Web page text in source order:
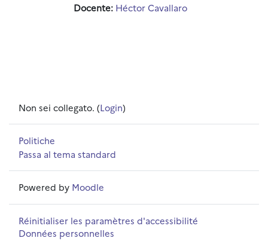
Docente: Héctor Cavallaro
Non sei collegato. (Login)
Politiche
Passa al tema standard
Powered by Moodle
Réinitialiser les paramètres d'accessibilité
Données personnelles